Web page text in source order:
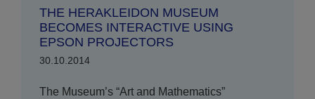
THE HERAKLEIDON MUSEUM
BECOMES INTERACTIVE USING
EPSON PROJECTORS
30.10.2014
The Museum’s “Art and Mathematics”